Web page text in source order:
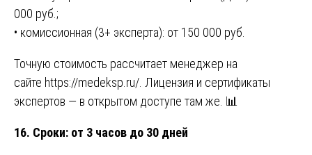
000 руб.;
• комиссионная (3+ эксперта): от 150 000 руб.
Точную стоимость рассчитает менеджер на
сайте https://medeksp.ru/ . Лицензия и сертификаты
экспертов — в открытом доступе там же. 📊
16. Сроки: от 3 часов до 30 дней